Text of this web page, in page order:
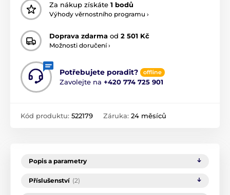
Za nákup získáte 1 bodů
Výhody věrnostního programu ›
Doprava zdarma od 2 501 Kč
Možnosti doručení ›
Potřebujete poradit? offline
Zavolejte na +420 774 725 901
Kód produktu: 522179 Záruka: 24 měsíců
Popis a parametry
Příslušenství (2)